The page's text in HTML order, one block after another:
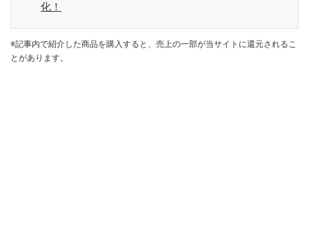
化！
※記事内で紹介した商品を購入すると、売上の一部が当サイトに還元されるこ
とがあります。